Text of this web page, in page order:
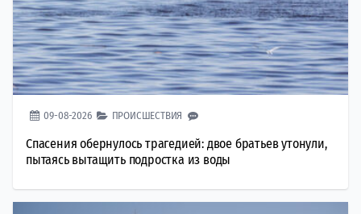
09-08-2026 ПРОИСШЕСТВИЯ
Спасения обернулось трагедией: двое братьев утонули,
пытаясь вытащить подростка из воды